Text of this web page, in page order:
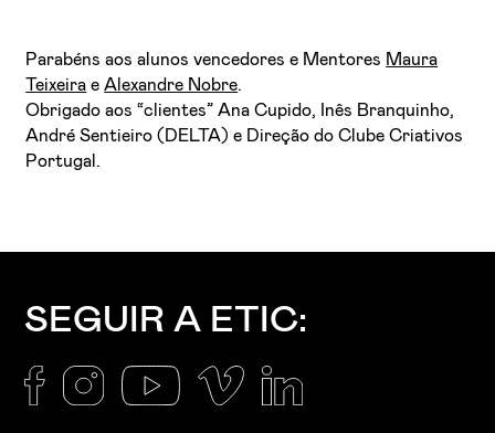
Parabéns aos alunos vencedores e Mentores Maura
Teixeira eAlexandre Nobre.
Obrigado aos “clientes” Ana Cupido, Inês Branquinho,
André Sentieiro (DELTA) e Direção do Clube Criativos
Portugal.
SEGUIR A ETIC: